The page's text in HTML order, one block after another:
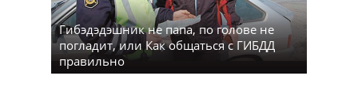
Гибэдэдэшник не папа, по голове не
погладит, или Как общаться с ГИБДД
правильно